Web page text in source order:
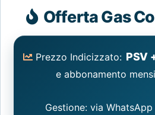
Gas
Offerta Gas
Prezzo Indicizzato: PSV
e abbonamento
Gestione: via